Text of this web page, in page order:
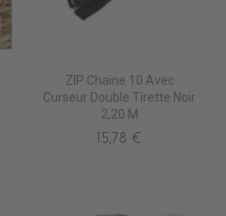
ZIP Chaine 10 Avec
Curseur Double Tirette Noir
2,20 M
15,78 €